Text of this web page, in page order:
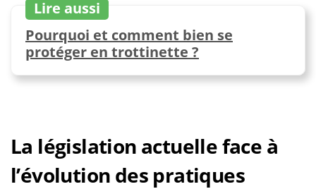
Lire aussi
Pourquoi et comment bien se
protéger en trottinette ?
La législation actuelle face à
l’évolution des pratiques